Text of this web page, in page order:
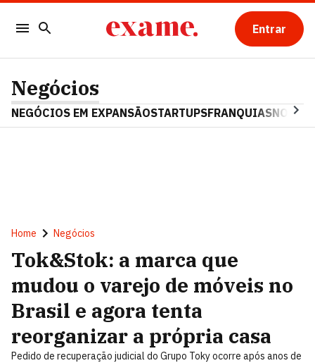
Entrar
Negócios
NEGÓCIOS EM EXPANSÃOSTARTUPSFRANQUIAS
Home Negócios
Tok&Stok: a marca que
mudou o varejo de móveis no
Brasil e agora tenta
reorganizar a própria casa
Pedido de recuperação judicial do Grupo Toky ocorre após anos de